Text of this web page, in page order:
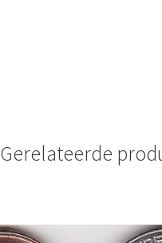
Gerelateerde